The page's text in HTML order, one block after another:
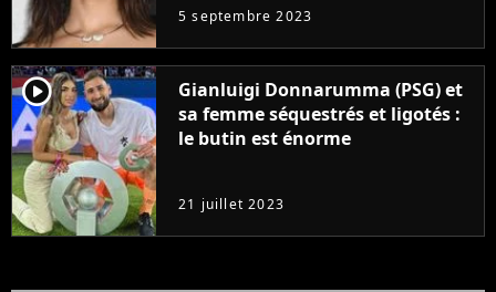
5 septembre 2023
player2
Gianluigi Donnarumma (PSG) et
sa femme séquestrés et ligotés :
le butin est énorme
21 juillet 2023